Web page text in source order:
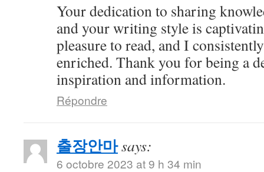
Your dedication to sharing
and your writing style is
pleasure to read, and I
enriched. Thank you for being a
inspiration and information.
Répondre
출장안마says:
6 octobre 2023 at 9 h 34 min